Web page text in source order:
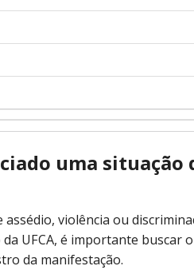
uma situação
violência ou
UFCA, é importante buscar
da manifestação.